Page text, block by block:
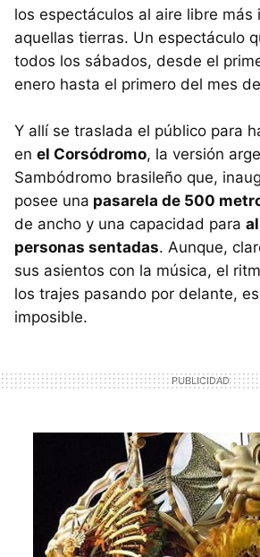
los espectáculos al aire libre más
aquellas tierras. Un espectáculo
todos los sábados, desde el
enero hasta el primero del mes
Y allí se traslada el público para
en el Corsódromo, la versión
Sambódromo brasileño que,
posee una pasarela de 500
de ancho y una capacidad para
personas sentadas. Aunque,
sus asientos con la música, el
los trajes pasando por delante,
imposible.